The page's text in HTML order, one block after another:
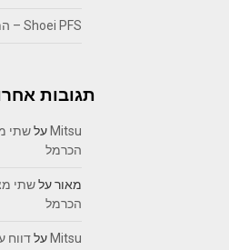
Shoei PFS – התאמה אישית לקסדה
תגובות
Mitsu עלשתי
הכרמל
מאורעלשתי
הכרמל
Mitsu על